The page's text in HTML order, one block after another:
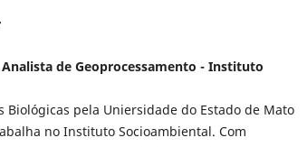
de Geoprocessamento - Instituto
Biológicas pela Uniersidade do Estado de Mato
no Instituto Socioambiental. Com